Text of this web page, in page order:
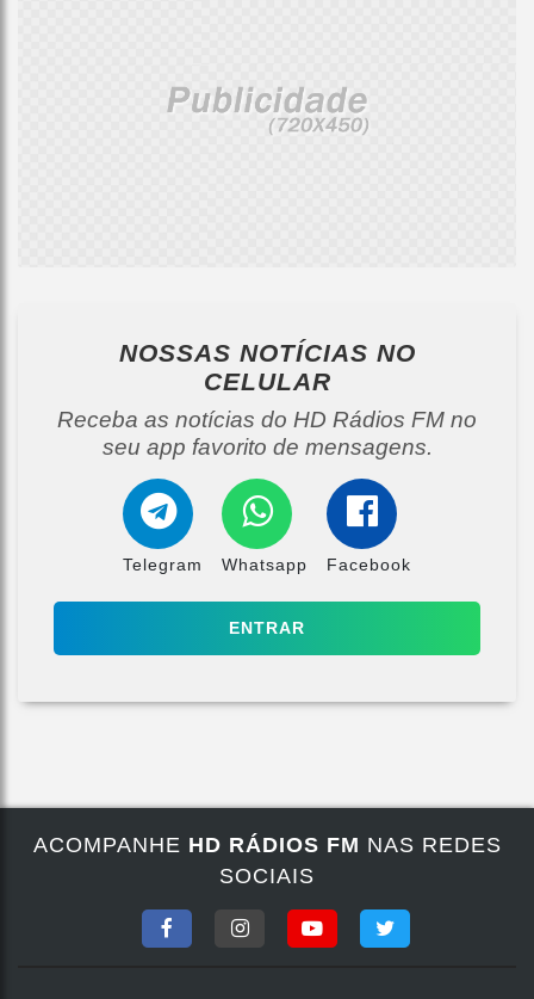
NOSSAS NOTÍCIAS NO
CELULAR
Receba as notícias do HD Rádios FM no
seu app favorito de mensagens.
Telegram Whatsapp Facebook
ENTRAR
ACOMPANHE HD RÁDIOS FM NAS REDES
SOCIAIS